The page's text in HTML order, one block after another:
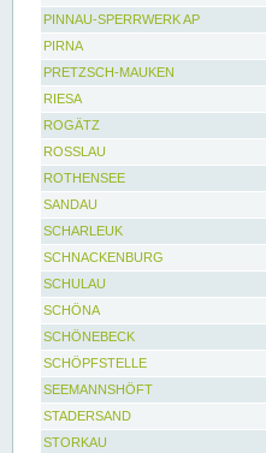
PINNAU-SPERRWERK AP
PIRNA
PRETZSCH-MAUKEN
RIESA
ROGÄTZ
ROSSLAU
ROTHENSEE
SANDAU
SCHARLEUK
SCHNACKENBURG
SCHULAU
SCHÖNA
SCHÖNEBECK
SCHÖPFSTELLE
SEEMANNSHÖFT
STADERSAND
STORKAU